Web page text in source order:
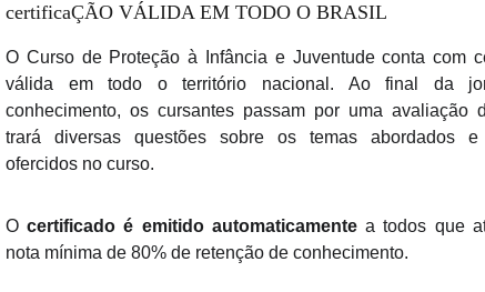
certificaÇÃO VÁLIDA EM TODO O BRASIL
O Curso de Proteção à Infância e Juventude conta com
válida em todo o território nacional. Ao final da
conhecimento, os cursantes passam por uma avaliação
trará diversas questões sobre os temas abordados e
ofercidos no curso.
Ocertificado é emitido automaticamentea todos que
nota mínima de 80% de retenção de conhecimento.